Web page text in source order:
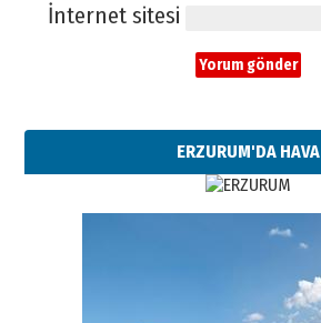
İnternet sitesi
ERZURUM'DA HAVA